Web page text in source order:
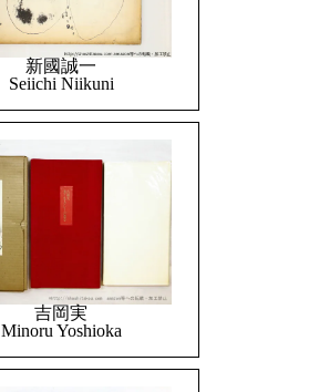
新國誠一
Seiichi Niikuni
吉岡実
Minoru Yoshioka